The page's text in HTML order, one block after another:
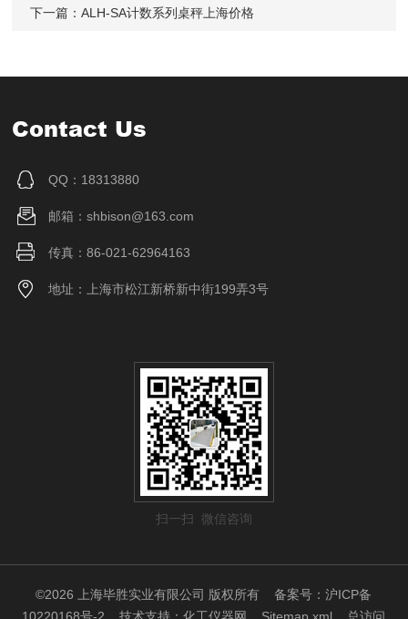
下一篇：ALH-SA计数系列桌秤上海价格
Contact Us
QQ：18313880
邮箱：shbison@163.com
传真：86-021-62964163
地址：上海市松江新桥新中街199弄3号
扫一扫 微信咨询
©2026 上海毕胜实业有限公司 版权所有备案号：沪ICP备